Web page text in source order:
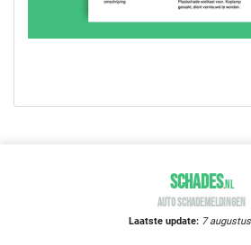
SCHADES.NL
AUTO SCHADEMELDINGEN
Laatste update: 7